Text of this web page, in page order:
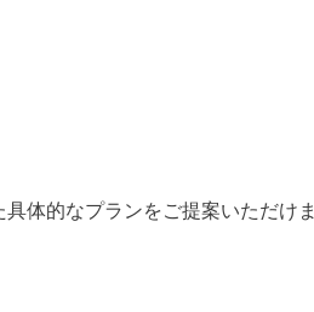
体的なプランをご提案いただけま